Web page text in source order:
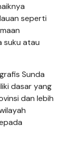
seperti
suku atau
Sunda
dasar yang
dan lebih